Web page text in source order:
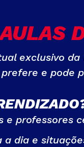
AULAS
exclusivo
e
e professores
dia e